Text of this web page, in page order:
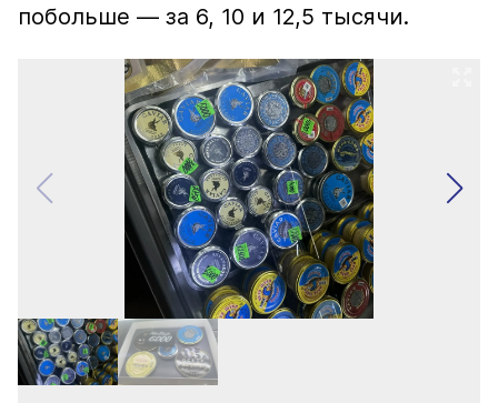
побольше — за 6, 10 и 12,5 тысячи.